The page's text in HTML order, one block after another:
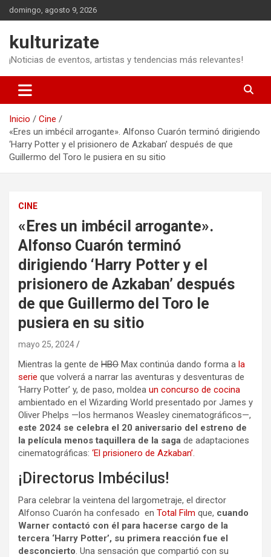
Saltar
al
domingo, agosto 9, 2026
kulturizate
¡Noticias de eventos, artistas y tendencias más relevantes!
Inicio
Cine
«Eres un imbécil arrogante». Alfonso Cuarón terminó dirigiendo
‘Harry Potter y el prisionero de Azkaban’ después de que
Guillermo del Toro le pusiera en su sitio
CINE
«Eres un imbécil arrogante».
Alfonso Cuarón terminó
dirigiendo ‘Harry Potter y el
prisionero de Azkaban’ después
de que Guillermo del Toro le
pusiera en su sitio
mayo 25, 2024
Mientras la gente de HBO Max continúa dando forma a la
serie que volverá a narrar las aventuras y desventuras de
‘Harry Potter’ y, de paso, moldea un concurso de cocina
ambientado en el Wizarding World presentado por James y
Oliver Phelps —los hermanos Weasley cinematográficos—,
este 2024 se celebra el 20 aniversario del estreno de
la película menos taquillera de la saga de adaptaciones
cinematográficas: ‘El prisionero de Azkaban’.
¡Directorus Imbécilus!
Para celebrar la veintena del largometraje, el director
Alfonso Cuarón ha confesado en Total Film que, cuando
Warner contactó con él para hacerse cargo de la
tercera ‘Harry Potter’, su primera reacción fue el
desconcierto. Una sensación que compartió con su